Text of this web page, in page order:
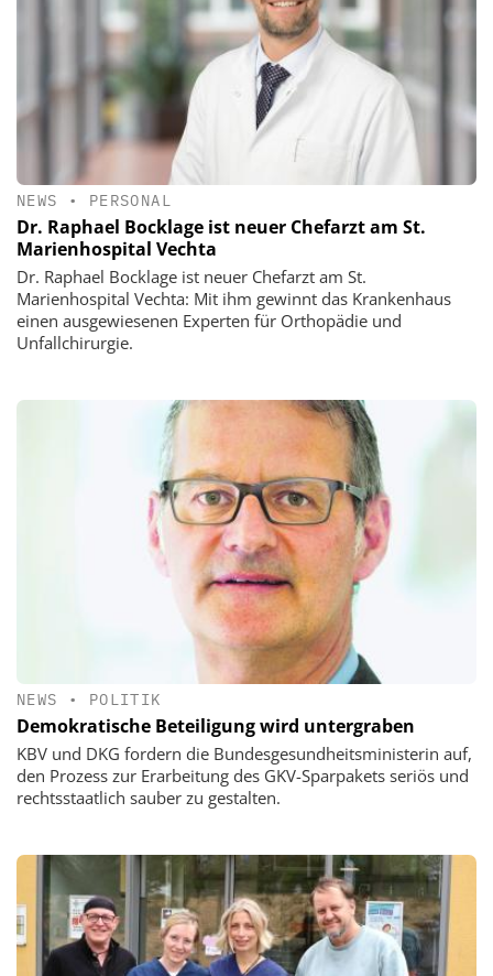
NEWS • PERSONAL
Dr. Raphael Bocklage ist neuer Chefarzt am St.
Marienhospital Vechta
Dr. Raphael Bocklage ist neuer Chefarzt am St.
Marienhospital Vechta: Mit ihm gewinnt das Krankenhaus
einen ausgewiesenen Experten für Orthopädie und
Unfallchirurgie.
NEWS • POLITIK
Demokratische Beteiligung wird untergraben
KBV und DKG fordern die Bundesgesundheitsministerin auf,
den Prozess zur Erarbeitung des GKV-Sparpakets seriös und
rechtsstaatlich sauber zu gestalten.